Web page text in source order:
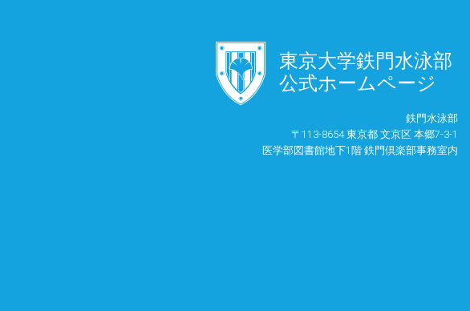
󿾱
東京大学鉄門水泳部
公式ホームページ
鉄門水泳部
〒113-8654 東京都 文京区 本郷7-3-1
医学部図書館地下1階 鉄門倶楽部事務室内